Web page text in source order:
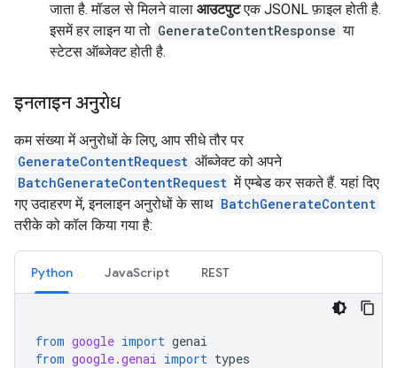
जाता है. मॉडल से मिलने वाला आउटपुटएक JSONL फ़ाइल होती है.
इसमें हर लाइन या तो GenerateContentResponse या
स्टेटस ऑब्जेक्ट होती है.
इनलाइन अनुरोध
कम संख्या में अनुरोधों के लिए, आप सीधे तौर पर
GenerateContentRequest ऑब्जेक्ट को अपने
BatchGenerateContentRequest में एम्बेड कर सकते हैं. यहां दिए
गए उदाहरण में, इनलाइन अनुरोधों के साथ BatchGenerateContent
तरीके को कॉल किया गया है:
Python JavaScript REST
from google import genai
from google.genai import types